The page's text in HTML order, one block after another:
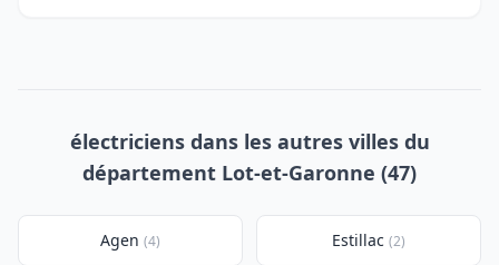
électriciens dans les autres villes du
département Lot-et-Garonne (47)
Agen (4) Estillac (2)